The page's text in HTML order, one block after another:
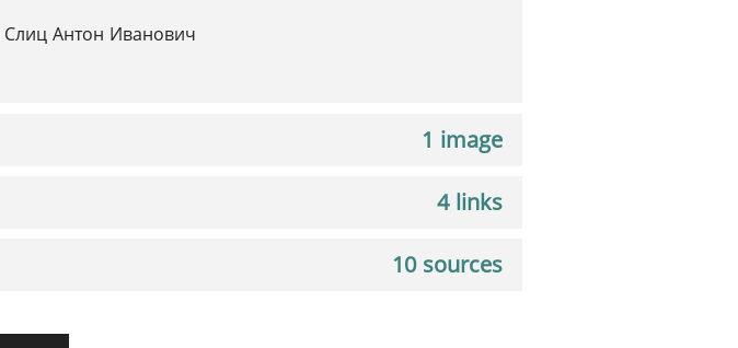
Слиц Антон Иванович
1 image
4 links
10 sources